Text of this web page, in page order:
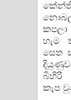
හැම
සෙත
බිහිරි
කැප